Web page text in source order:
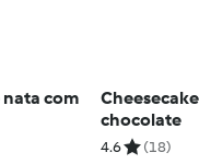
nata com
chocolate
4.6 (18)